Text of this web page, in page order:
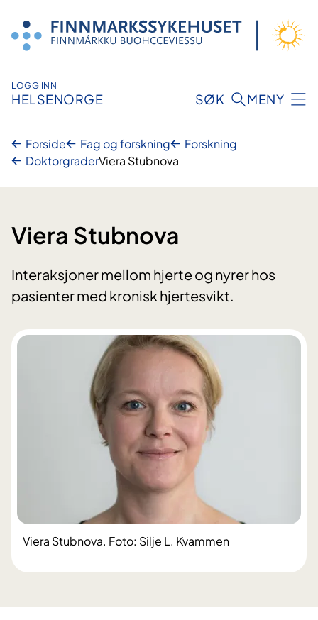
innhold
LOGG INN
HELSENORGE SØK MENY
Forside Fag og forskning
Forskning
DoktorgraderViera Stubnova
Viera Stubnova
Interaksjoner mellom hjerte og nyrer hos
pasienter med kronisk hjertesvikt.
Viera Stubnova. Foto: Silje L. Kvammen